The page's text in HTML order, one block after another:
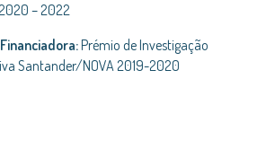
– 2022
Prémio de Investigação
Santander/NOVA 2019-2020